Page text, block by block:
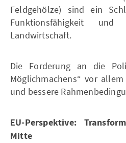
Feldgehölze) sind ein
Funktionsfähigkeit
Landwirtschaft.
Die Forderung an die
Möglichmachens“ vor
und bessere
EU-Perspektive:
Mitte